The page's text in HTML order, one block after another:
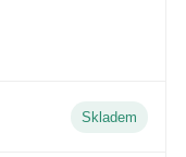
Skladem